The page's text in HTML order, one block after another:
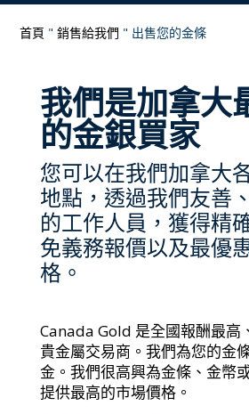
首頁 "銷售給我們 " 出售您的金條
我們是加拿大
的金銀買家
您可以在我們加拿大
地點，透過我們友善
的工作人員，獲得精
免義務報價以及最優
格。
Canada Gold 是全國報酬最高
貴金屬交易商。我們為您的金
金。我們很高興為金條、金幣
提供最高的市場價格。